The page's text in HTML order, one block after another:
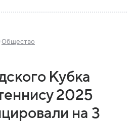
Общество
Кубка
2025
на 3